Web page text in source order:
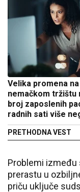
Velika promena na
nemačkom tržištu
broj zaposlenih
radnih sati više
PRETHODNA VEST
Problemi između
prerastu u
priču uključe